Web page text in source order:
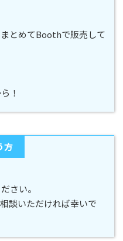
とめてBoothで販売して
！
方
さい。
談いただければ幸いで